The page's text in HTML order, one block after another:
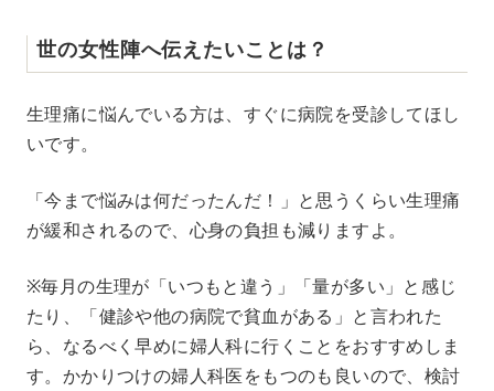
世の女性陣へ伝えたいことは？
生理痛に悩んでいる方は、すぐに病院を受診してほし
いです。
「今まで悩みは何だったんだ！」と思うくらい生理痛
が緩和されるので、心身の負担も減りますよ。
※毎月の生理が「いつもと違う」「量が多い」と感じ
たり、「健診や他の病院で貧血がある」と言われた
ら、なるべく早めに婦人科に行くことをおすすめしま
す。かかりつけの婦人科医をもつのも良いので、検討